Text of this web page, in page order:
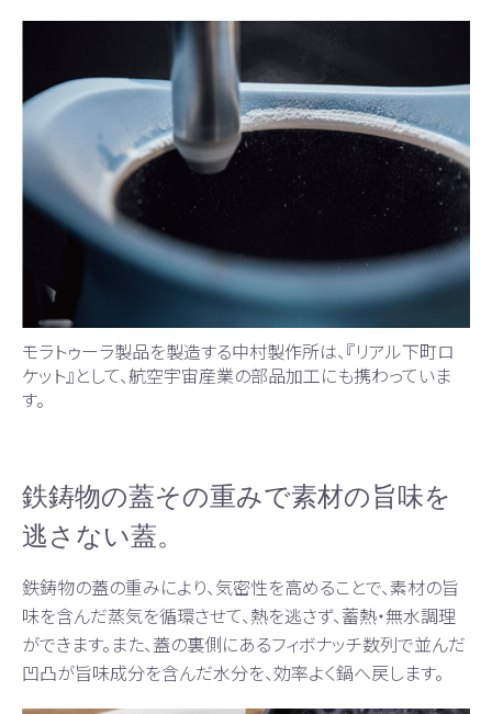
モラトゥーラ製品を製造する中村製作所は、『リアル下町ロ
ケット』として、航空宇宙産業の部品加工にも携わっていま
す。
鉄鋳物の蓋その重みで素材の旨味を
逃さない蓋。
鉄鋳物の蓋の重みにより、気密性を高めることで、素材の旨
味を含んだ蒸気を循環させて、熱を逃さず、蓄熱・無水調理
ができます。また、蓋の裏側にあるフィボナッチ数列で並んだ
凹凸が旨味成分を含んだ水分を、効率よく鍋へ戻します。